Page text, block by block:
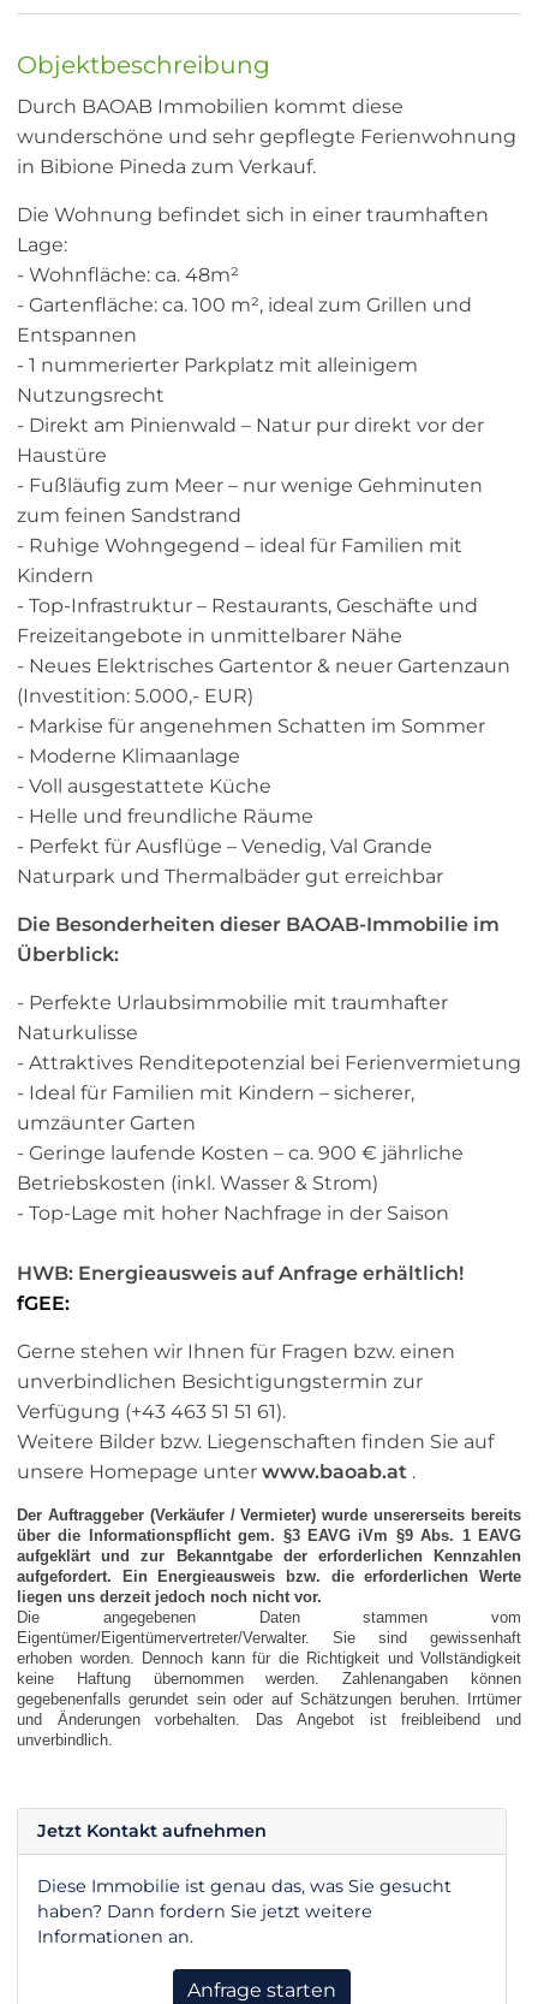
Objektbeschreibung
Durch BAOAB Immobilien kommt diese
wunderschöne und sehr gepflegte Ferienwohnung
in Bibione Pineda zum Verkauf.
Die Wohnung befindet sich in einer traumhaften
Lage:
- Wohnfläche: ca. 48m²
- Gartenfläche: ca. 100 m², ideal zum Grillen und
Entspannen
- 1 nummerierter Parkplatz mit alleinigem
Nutzungsrecht
- Direkt am Pinienwald – Natur pur direkt vor der
Haustüre
- Fußläufig zum Meer – nur wenige Gehminuten
zum feinen Sandstrand
- Ruhige Wohngegend – ideal für Familien mit
Kindern
- Top-Infrastruktur – Restaurants, Geschäfte und
Freizeitangebote in unmittelbarer Nähe
- Neues Elektrisches Gartentor & neuer Gartenzaun
(Investition: 5.000,- EUR)
- Markise für angenehmen Schatten im Sommer
- Moderne Klimaanlage
- Voll ausgestattete Küche
- Helle und freundliche Räume
- Perfekt für Ausflüge – Venedig, Val Grande
Naturpark und Thermalbäder gut erreichbar
Die Besonderheiten dieser BAOAB-Immobilie im
Überblick:
- Perfekte Urlaubsimmobilie mit traumhafter
Naturkulisse
- Attraktives Renditepotenzial bei Ferienvermietung
- Ideal für Familien mit Kindern – sicherer,
umzäunter Garten
- Geringe laufende Kosten – ca. 900 € jährliche
Betriebskosten (inkl. Wasser & Strom)
- Top-Lage mit hoher Nachfrage in der Saison
HWB: Energieausweis auf Anfrage erhältlich!
fGEE:
Gerne stehen wir Ihnen für Fragen bzw. einen
unverbindlichen Besichtigungstermin zur
Verfügung (+43 463 51 51 61).
Weitere Bilder bzw. Liegenschaften finden Sie auf
unsere Homepage unter www.baoab.at .
Der Auftraggeber (Verkäufer / Vermieter) wurde unsererseits bereits
über die Informationspflicht gem. §3 EAVG iVm §9 Abs. 1 EAVG
aufgeklärt und zur Bekanntgabe der erforderlichen Kennzahlen
aufgefordert. Ein Energieausweis bzw. die erforderlichen Werte
liegen uns derzeit jedoch noch nicht vor.
Die angegebenen Daten stammen vom
Eigentümer/Eigentümervertreter/Verwalter. Sie sind gewissenhaft
erhoben worden. Dennoch kann für die Richtigkeit und Vollständigkeit
keine Haftung übernommen werden. Zahlenangaben können
gegebenenfalls gerundet sein oder auf Schätzungen beruhen. Irrtümer
und Änderungen vorbehalten. Das Angebot ist freibleibend und
unverbindlich.
Jetzt Kontakt aufnehmen
Diese Immobilie ist genau das, was Sie gesucht
haben? Dann fordern Sie jetzt weitere
Informationen an.
Anfrage starten